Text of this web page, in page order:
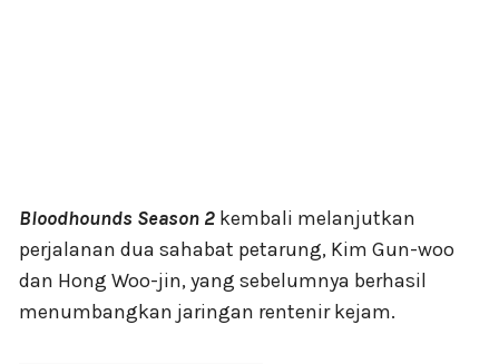
Bloodhounds Season 2 kembali melanjutkan
perjalanan dua sahabat petarung, Kim Gun-woo
dan Hong Woo-jin, yang sebelumnya berhasil
menumbangkan jaringan rentenir kejam.